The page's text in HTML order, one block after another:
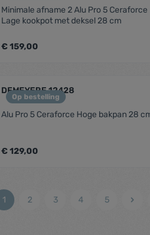
Minimale afname 2 Alu Pro 5 Ceraforce
Lage kookpot met deksel 28 cm
€ 159,00
Op bestelling
DEMEYERE 12428
Alu Pro 5 Ceraforce Hoge bakpan 28
€ 129,00
1 2 3 4 5